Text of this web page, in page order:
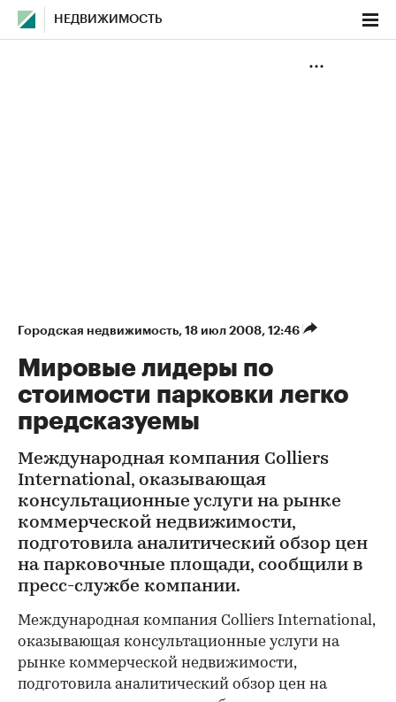
НЕДВИЖИМОСТЬ
Городская недвижимость⁠, 18 июл 2008, 12:46
Мировые лидеры по
стоимости парковки легко
предсказуемы
Международная компания Colliers
International, оказывающая
консультационные услуги на рынке
коммерческой недвижимости,
подготовила аналитический обзор цен
на парковочные площади, сообщили в
пресс-службе компании.
Международная компания Colliers International,
оказывающая консультационные услуги на
рынке коммерческой недвижимости,
подготовила аналитический обзор цен на